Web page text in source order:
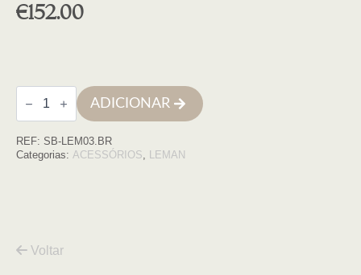
€152.00
Quantidade
de
Nicho
branco
mate
ADICIONAR
REF: SB-LEM03.BR
Categorias: ACESSÓRIOS, LEMAN
Voltar